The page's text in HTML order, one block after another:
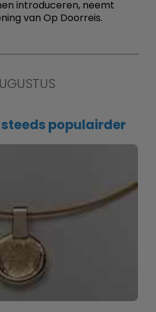
introduceren, neemt
van Op Doorreis.
populairder